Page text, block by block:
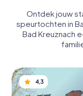
Ontdek jouw
speurtochten in
Bad Kreuznach
4,3